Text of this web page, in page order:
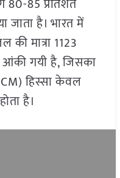
85 प्रतिशत
जाता है। भारत में
मात्रा 1123
आंकी गयी है, जिसका
हिस्सा केवल
है।